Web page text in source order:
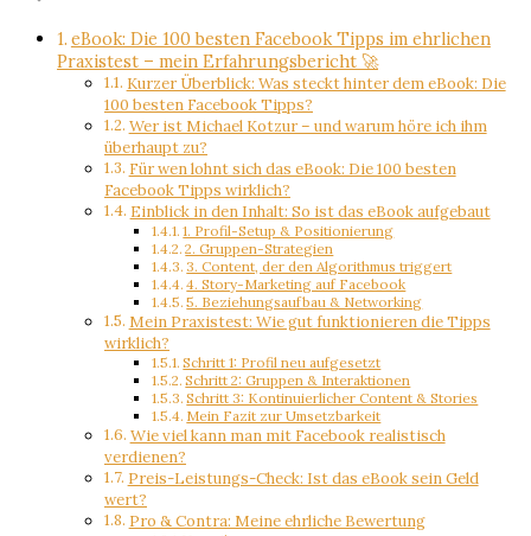
eBook: Die 100 besten Facebook Tipps im ehrlichen
Praxistest – mein Erfahrungsbericht 🚀
Kurzer Überblick: Was steckt hinter dem eBook: Die
100 besten Facebook Tipps?
Wer ist Michael Kotzur – und warum höre ich ihm
überhaupt zu?
Für wen lohnt sich das eBook: Die 100 besten
Facebook Tipps wirklich?
Einblick in den Inhalt: So ist das eBook aufgebaut
1. Profil-Setup & Positionierung
2. Gruppen-Strategien
3. Content, der den Algorithmus triggert
4. Story-Marketing auf Facebook
5. Beziehungsaufbau & Networking
Mein Praxistest: Wie gut funktionieren die Tipps
wirklich?
Schritt 1: Profil neu aufgesetzt
Schritt 2: Gruppen & Interaktionen
Schritt 3: Kontinuierlicher Content & Stories
Mein Fazit zur Umsetzbarkeit
Wie viel kann man mit Facebook realistisch
verdienen?
Preis-Leistungs-Check: Ist das eBook sein Geld
wert?
Pro & Contra: Meine ehrliche Bewertung